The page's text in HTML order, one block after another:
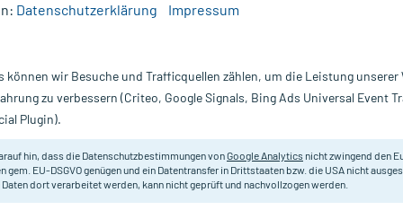
gegen die Sucht
sorgen für eine stetige Nikotinversorgung über den Tag, um
Rauchentwöhnung unterstützen. Sie können als
mit einem Inhaler oder Kaugummis bzw. Lutschtabletten. Bei
Nikotinpflastern in verschiedenen Stärken und
Datenschutzerklärung Impressum
können wir Besuche und Trafficquellen zählen, um die Leistung unserer
zu verbessern (Criteo, Google Signals, Bing Ads Universal Event
Plugin).
hin, dass die Datenschutzbestimmungen vonGoogle Analytics nicht zwingend den
gem. EU-DSGVO genügen und ein Datentransfer in Drittstaaten bzw. die USA nicht
Daten dort verarbeitet werden, kann nicht geprüft und nachvollzogen werden.